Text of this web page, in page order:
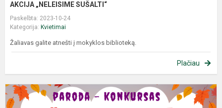
AKCIJA „NELEISIME SUŠALTI“
Paskelbta: 2023-10-24
Kategorija: Kvietimai
Žaliavas galite atnešti į mokyklos biblioteką.
Plačiau